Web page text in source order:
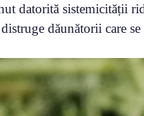
datorită sistemicității
dăunătorii care